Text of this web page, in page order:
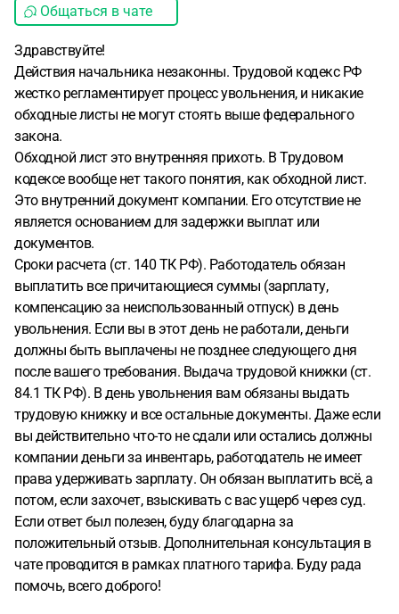
Общаться в чате
Здравствуйте!
Действия начальника незаконны. Трудовой кодекс РФ
жестко регламентирует процесс увольнения, и никакие
обходные листы не могут стоять выше федерального
закона.
Обходной лист это внутренняя прихоть. В Трудовом
кодексе вообще нет такого понятия, как обходной лист.
Это внутренний документ компании. Его отсутствие не
является основанием для задержки выплат или
документов.
Сроки расчета (ст. 140 ТК РФ). Работодатель обязан
выплатить все причитающиеся суммы (зарплату,
компенсацию за неиспользованный отпуск) в день
увольнения. Если вы в этот день не работали, деньги
должны быть выплачены не позднее следующего дня
после вашего требования. Выдача трудовой книжки (ст.
84.1 ТК РФ). В день увольнения вам обязаны выдать
трудовую книжку и все остальные документы. Даже если
вы действительно что-то не сдали или остались должны
компании деньги за инвентарь, работодатель не имеет
права удерживать зарплату. Он обязан выплатить всё, а
потом, если захочет, взыскивать с вас ущерб через суд.
Если ответ был полезен, буду благодарна за
положительный отзыв. Дополнительная консультация в
чате проводится в рамках платного тарифа. Буду рада
помочь, всего доброго!